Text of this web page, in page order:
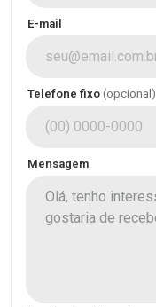
E-mail
Telefone fixo (opcional)
Mensagem